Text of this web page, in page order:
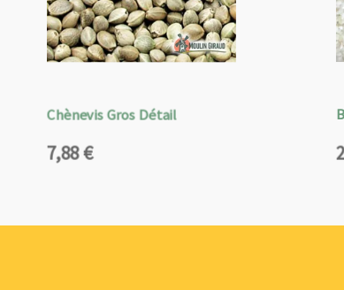
Chènevis Gros Détail
7,88€